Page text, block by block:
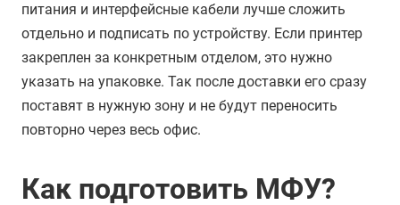
питания и интерфейсные кабели лучше сложить
отдельно и подписать по устройству. Если принтер
закреплен за конкретным отделом, это нужно
указать на упаковке. Так после доставки его сразу
поставят в нужную зону и не будут переносить
повторно через весь офис.
Как подготовить МФУ?